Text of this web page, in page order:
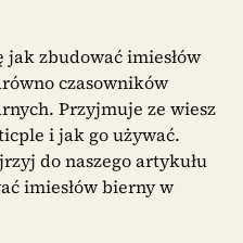
zbudować imiesłów
czasowników
Przyjmuje ze wiesz
i jak go używać.
do naszego artykułu
imiesłów bierny w